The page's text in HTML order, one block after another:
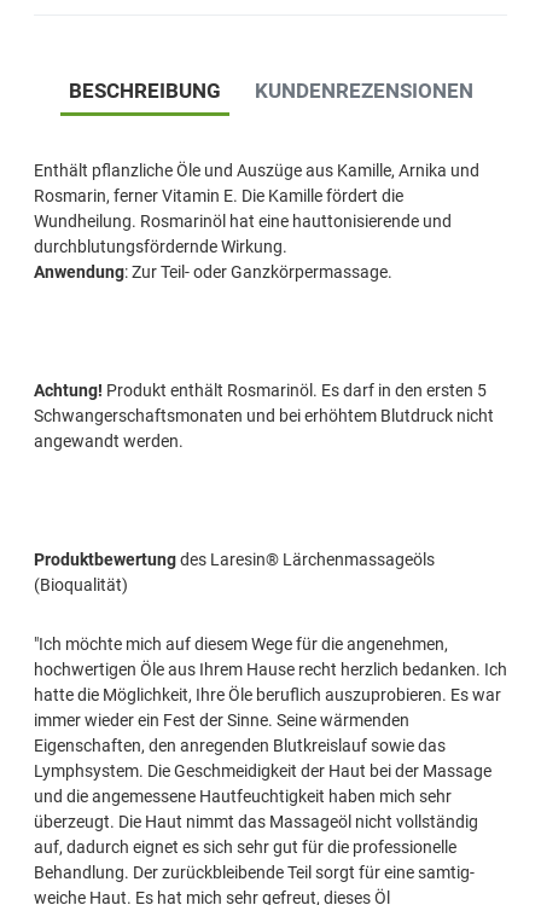
BESCHREIBUNG KUNDENREZENSIONEN
Enthält pflanzliche Öle und Auszüge aus Kamille, Arnika und
Rosmarin, ferner Vitamin E. Die Kamille fördert die
Wundheilung. Rosmarinöl hat eine hauttonisierende und
durchblutungsfördernde Wirkung.
Anwendung: Zur Teil- oder Ganzkörpermassage.
Achtung! Produkt enthält Rosmarinöl. Es darf in den ersten 5
Schwangerschaftsmonaten und bei erhöhtem Blutdruck nicht
angewandt werden.
Produktbewertungdes Laresin® Lärchenmassageöls
(Bioqualität)
"Ich möchte mich auf diesem Wege für die angenehmen,
hochwertigen Öle aus Ihrem Hause recht herzlich bedanken. Ich
hatte die Möglichkeit, Ihre Öle beruflich auszuprobieren. Es war
immer wieder ein Fest der Sinne. Seine wärmenden
Eigenschaften, den anregenden Blutkreislauf sowie das
Lymphsystem. Die Geschmeidigkeit der Haut bei der Massage
und die angemessene Hautfeuchtigkeit haben mich sehr
überzeugt. Die Haut nimmt das Massageöl nicht vollständig
auf, dadurch eignet es sich sehr gut für die professionelle
Behandlung. Der zurückbleibende Teil sorgt für eine samtig-
weiche Haut. Es hat mich sehr gefreut, dieses Öl